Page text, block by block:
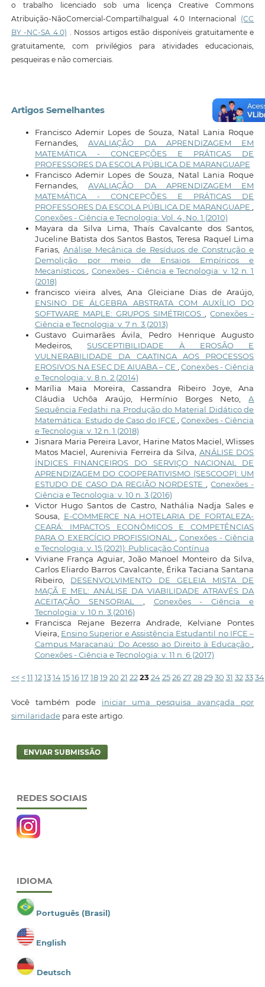
o trabalho licenciado sob uma licença Creative Commons
Atribuição-NãoComercial-CompartilhaIgual 4.0 Internacional (CC
BY -NC-SA 4.0) . Nossos artigos estão disponíveis gratuitamente e
gratuitamente, com privilégios para atividades educacionais,
pesqueiras e não comerciais.
Artigos Semelhantes
Francisco Ademir Lopes de Souza, Natal Lania Roque
Fernandes,AVALIAÇÃO DA APRENDIZAGEM EM
MATEMÁTICA - CONCEPÇÕES E PRÁTICAS DE
PROFESSORES DA ESCOLA PÚBLICA DE MARANGUAPE
Francisco Ademir Lopes de Souza, Natal Lania Roque
Fernandes,AVALIAÇÃO DA APRENDIZAGEM EM
MATEMÁTICA - CONCEPÇÕES E PRÁTICAS DE
PROFESSORES DA ESCOLA PÚBLICA DE MARANGUAPE
Conexões - Ciência e Tecnologia: Vol. 4, No. 1 (2010)
Mayara da Silva Lima, Thaís Cavalcante dos Santos,
Juceline Batista dos Santos Bastos, Teresa Raquel Lima
Farias, Análise Mecânica de Resíduos de Construção e
Demolição por meio de Ensaios Empíricos e
Mecanísticos
Conexões - Ciência e Tecnologia: v. 12 n. 1
(2018)
francisco vieira alves, Ana Gleiciane Dias de Araújo,
ENSINO DE ÁLGEBRA ABSTRATA COM AUXÍLIO DO
SOFTWARE MAPLE: GRUPOS SIMÉTRICOS
,Conexões -
Ciência e Tecnologia: v. 7 n. 3 (2013)
Gustavo Guimarães Ávila, Pedro Henrique Augusto
Medeiros,SUSCEPTIBILIDADE À EROSÃO E
VULNERABILIDADE DA CAATINGA AOS PROCESSOS
EROSIVOS NA ESEC DE AIUABA – CE
,Conexões - Ciência
e Tecnologia: v. 8 n. 2 (2014)
Marília Maia Moreira, Cassandra Ribeiro Joye, Ana
Cláudia Uchôa Araújo, Hermínio Borges Neto,A
Sequência Fedathi na Produção do Material Didático de
Matemática: Estudo de Caso do IFCE
,Conexões - Ciência
e Tecnologia: v. 12 n. 1 (2018)
Jisnara Maria Pereira Lavor, Harine Matos Maciel, Wlisses
Matos Maciel, Aurenivia Ferreira da Silva, ANÁLISE DOS
ÍNDICES FINANCEIROS DO SERVIÇO NACIONAL DE
APRENDIZAGEM DO COOPERATIVISMO (SESCOOP): UM
ESTUDO DE CASO DA REGIÃO NORDESTE
,Conexões -
Ciência e Tecnologia: v. 10 n. 3 (2016)
Victor Hugo Santos de Castro, Nathália Nadja Sales e
Sousa, E-COMMERCE NA HOTELARIA DE FORTALEZA-
CEARÁ: IMPACTOS ECONÔMICOS E COMPETÊNCIAS
PARA O EXERCÍCIO PROFISSIONAL
,Conexões - Ciência
e Tecnologia: v. 15 (2021): Publicação Contínua
Viviane França Aguiar, João Manoel Monteiro da Silva,
Carlos Eliardo Barros Cavalcante, Érika Taciana Santana
Ribeiro, DESENVOLVIMENTO DE GELEIA MISTA DE
MAÇÃ E MEL: ANÁLISE DA VIABILIDADE ATRAVÉS DA
ACEITAÇÃO SENSORIAL
Conexões - Ciência e
Tecnologia: v. 10 n. 3 (2016)
Francisca Rejane Bezerra Andrade, Kelviane Pontes
Vieira, Ensino Superior e Assistência Estudantil no IFCE –
Campus Maracanaú: Do Acesso ao Direito à Educação
Conexões - Ciência e Tecnologia: v. 11 n. 6 (2017)
<< < 11 12 13 14 15 16 17 18 19 20 21 22 23 24 25 26 27 28 29 30 31 32 33 34
Você também pode iniciar uma pesquisa avançada por
similaridadepara este artigo.
ENVIAR SUBMISSÃO
REDES SOCIAIS
IDIOMA
Português (Brasil)
English
Deutsch